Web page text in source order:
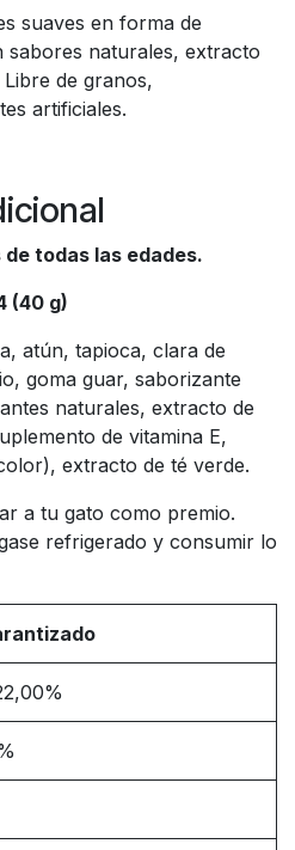
suaves en forma de
sabores naturales, extracto
de granos,
artificiales.
todas las edades.
(40 g)
atún, tapioca, clara de
goma guar, saborizante
naturales, extracto de
de vitamina E,
extracto de té verde.
a tu gato como premio.
refrigerado y consumir lo